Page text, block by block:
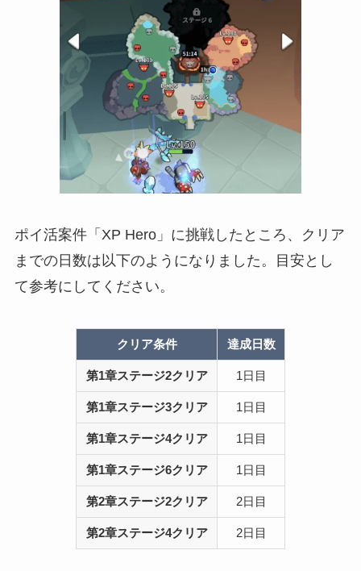
ポイ活案件「XP Hero」に挑戦したところ、クリア
までの日数は以下のようになりました。目安とし
て参考にしてください。
クリア条件 達成日数
第1章ステージ2クリア 1日目
第1章ステージ3クリア 1日目
第1章ステージ4クリア 1日目
第1章ステージ6クリア 1日目
第2章ステージ2クリア 2日目
第2章ステージ4クリア 2日目